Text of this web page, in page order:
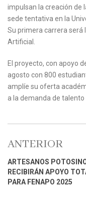
impulsan la creación de
sede tentativa en la
Su primera carrera será
Artificial.
El proyecto, con apoyo
agosto con 800
amplíe su oferta
a la demanda de talento
ANTERIOR
ARTESANOS
RECIBIRÁN APOYO
PARA FENAPO 2025